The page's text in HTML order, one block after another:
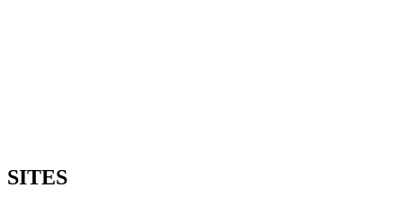
SITES